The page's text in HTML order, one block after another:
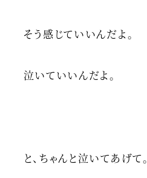
そう感じていいんだよ。
泣いていいんだよ。
と、ちゃんと泣いてあげて。